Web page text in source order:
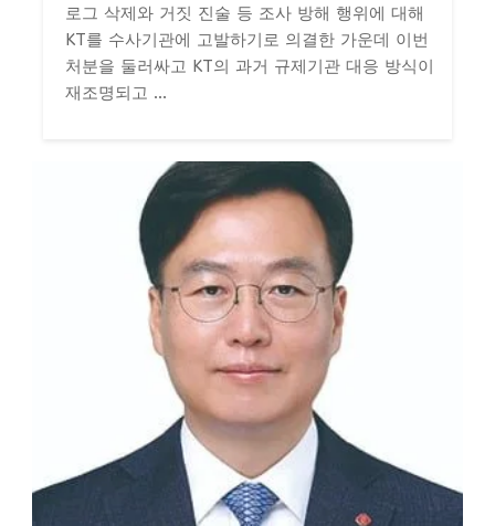
로그 삭제와 거짓 진술 등 조사 방해 행위에 대해
KT를 수사기관에 고발하기로 의결한 가운데 이번
처분을 둘러싸고 KT의 과거 규제기관 대응 방식이
재조명되고 ...